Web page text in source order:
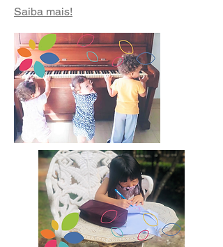
Saiba mais!